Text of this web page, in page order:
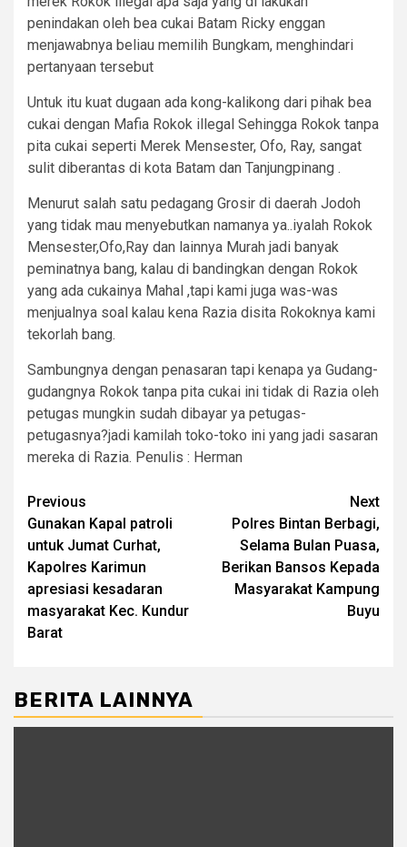
penindakan oleh bea cukai Batam Ricky enggan
menjawabnya beliau memilih Bungkam, menghindari
pertanyaan tersebut
Untuk itu kuat dugaan ada kong-kalikong dari pihak bea
cukai dengan Mafia Rokok illegal Sehingga Rokok tanpa
pita cukai seperti Merek Mensester, Ofo, Ray, sangat
sulit diberantas di kota Batam dan Tanjungpinang .
Menurut salah satu pedagang Grosir di daerah Jodoh
yang tidak mau menyebutkan namanya ya..iyalah Rokok
Mensester,Ofo,Ray dan lainnya Murah jadi banyak
peminatnya bang, kalau di bandingkan dengan Rokok
yang ada cukainya Mahal ,tapi kami juga was-was
menjualnya soal kalau kena Razia disita Rokoknya kami
tekorlah bang.
Sambungnya dengan penasaran tapi kenapa ya Gudang-
gudangnya Rokok tanpa pita cukai ini tidak di Razia oleh
petugas mungkin sudah dibayar ya petugas-
petugasnya?jadi kamilah toko-toko ini yang jadi sasaran
mereka di Razia. Penulis : Herman
Post
navigation
Previous
Gunakan Kapal patroli
untuk Jumat Curhat,
Kapolres Karimun
apresiasi kesadaran
masyarakat Kec. Kundur
Barat
Next
Polres Bintan Berbagi,
Selama Bulan Puasa,
Berikan Bansos Kepada
Masyarakat Kampung
Buyu
BERITA LAINNYA